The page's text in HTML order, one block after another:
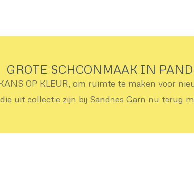
GROTE SCHOONMAAK IN
OP KLEUR, om ruimte te maken voor
die uit collectie zijn bij Sandnes Garn nu terug